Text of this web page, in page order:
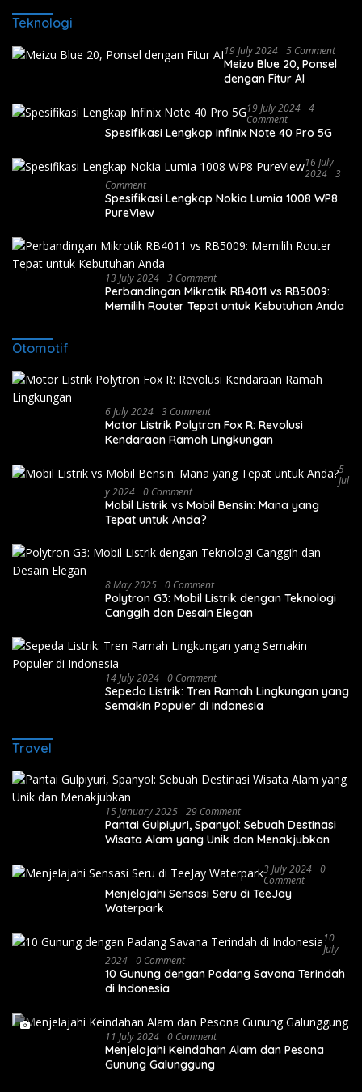
Teknologi
19 July 2024 5 Comment
Meizu Blue 20, Ponsel
dengan Fitur AI
19 July 2024 4
Comment
Spesifikasi Lengkap Infinix Note 40 Pro 5G
16 July
2024 3
Comment
Spesifikasi Lengkap Nokia Lumia 1008 WP8
PureView
13 July 2024 3 Comment
Perbandingan Mikrotik RB4011 vs RB5009:
Memilih Router Tepat untuk Kebutuhan Anda
Otomotif
6 July 2024 3 Comment
Motor Listrik Polytron Fox R: Revolusi
Kendaraan Ramah Lingkungan
5
Jul
Y 2024 0 Comment
Mobil Listrik vs Mobil Bensin: Mana yang
Tepat untuk Anda?
8 May 2025 0 Comment
Polytron G3: Mobil Listrik dengan Teknologi
Canggih dan Desain Elegan
14 July 2024 0 Comment
Sepeda Listrik: Tren Ramah Lingkungan yang
Semakin Populer di Indonesia
Travel
15 January 2025 29 Comment
Pantai Gulpiyuri, Spanyol: Sebuah Destinasi
Wisata Alam yang Unik dan Menakjubkan
3 July 2024 0
Comment
Menjelajahi Sensasi Seru di TeeJay
Waterpark
10
July
2024 0 Comment
10 Gunung dengan Padang Savana Terindah
di Indonesia
11 July 2024 0 Comment
Menjelajahi Keindahan Alam dan Pesona
Gunung Galunggung